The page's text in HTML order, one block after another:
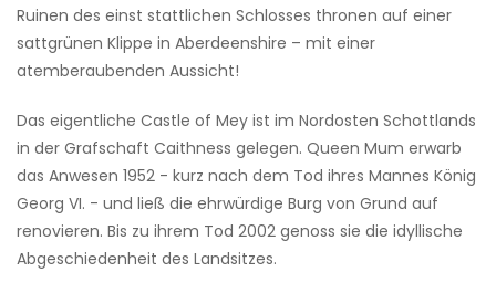
Ruinen des einst stattlichen Schlosses thronen auf einer
sattgrünen Klippe in Aberdeenshire – mit einer
atemberaubenden Aussicht!
Das eigentliche Castle of Mey ist im Nordosten Schottlands
in der Grafschaft Caithness gelegen. Queen Mum erwarb
das Anwesen 1952 - kurz nach dem Tod ihres Mannes König
Georg VI. - und ließ die ehrwürdige Burg von Grund auf
renovieren. Bis zu ihrem Tod 2002 genoss sie die idyllische
Abgeschiedenheit des Landsitzes.